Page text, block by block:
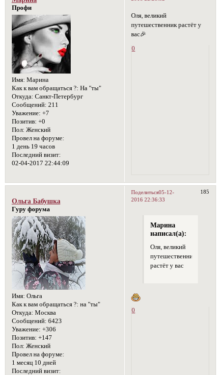
Профи
Имя: Марина
Как к вам обращаться ?: На "ты"
Откуда: Санкт-Петербург
Сообщений: 211
Уважение: +7
Позитив: +0
Пол: Женский
Провел на форуме:
1 день 19 часов
Последний визит:
02-04-2017 22:44:09
Оля, великий
путешественник растёт у
вас🎉
0
Поделиться 185
05-12-
2016 22:36:33
Ольга Бабушка
Гуру форума
Имя: Ольга
Как к вам обращаться ?: на "ты"
Откуда: Москва
Сообщений: 6423
Уважение: +306
Позитив: +147
Пол: Женский
Провел на форуме:
1 месяц 10 дней
Последний визит:
Марина
написал(а):
Оля, великий
путешественник
растёт у вас
0